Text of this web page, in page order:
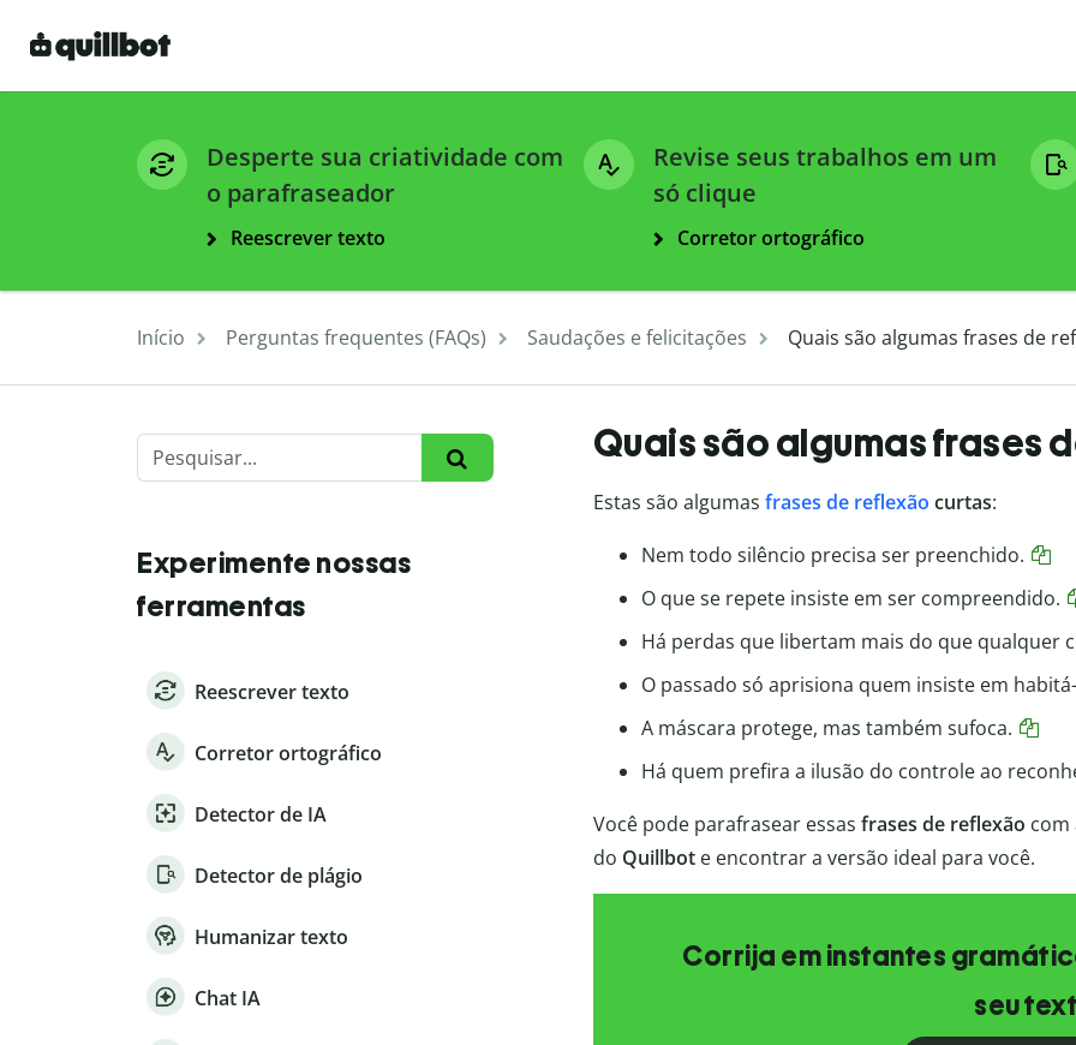
Desperte sua criatividade com
o parafraseador
Reescrever texto
Revise seus trabalhos em um
só clique
Corretor ortográfico
Início Perguntas frequentes (FAQs) Saudações e felicitações Quais são algumas frases de
Experimente nossas
ferramentas
Reescrever texto
Corretor ortográfico
Detector de IA
Detector de plágio
Humanizar texto
Chat IA
Quais são algumas frases
Estas são algumas frases de reflexão curtas:
Nem todo silêncio precisa ser preenchido.
O que se repete insiste em ser compreendido.
Há perdas que libertam mais do que qualquer
O passado só aprisiona quem insiste em
A máscara protege, mas também sufoca.
Há quem prefira a ilusão do controle ao
Você pode parafrasear essas frases de reflexão com
do Quillbote encontrar a versão ideal para você.
Corrija em instantes
seu